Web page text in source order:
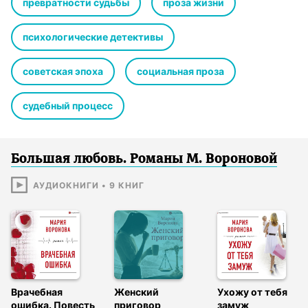
превратности судьбы проза жизни
психологические детективы
советская эпоха социальная проза
судебный процесс
Большая любовь. Романы М. Вороновой
АУДИОКНИГИ • 9 КНИГ
Врачебная
ошибка. Повесть
Женский
приговор
Ухожу от тебя
замуж